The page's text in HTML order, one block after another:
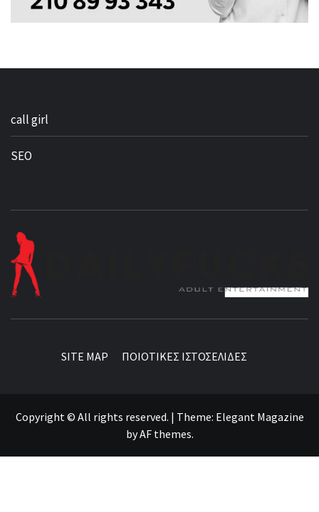
call girl
SEO
SITE MAP ΠΟΙΟΤΙΚΕΣ ΙΣΤΟΣΕΛΙΔΕΣ
Copyright © All rights reserved. | Theme: Elegant Magazine
byAF themes.